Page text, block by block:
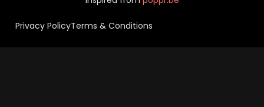
Privacy PolicyTerms & Conditions